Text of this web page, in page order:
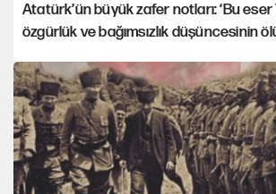
Atatürk’ün büyük zafer notları: ‘Bu
özgürlük ve bağımsızlık düşüncesinin